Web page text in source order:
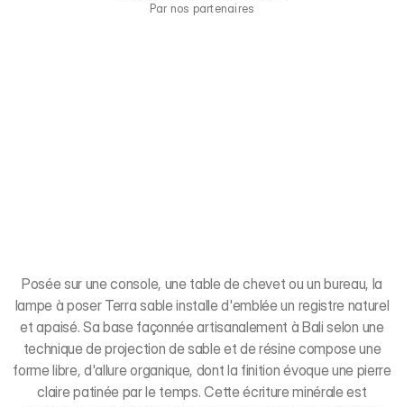
Par nos partenaires
Posée sur une console, une table de chevet ou un bureau, la
lampe à poser Terra sable installe d'emblée un registre naturel
et apaisé. Sa base façonnée artisanalement à Bali selon une
technique de projection de sable et de résine compose une
forme libre, d'allure organique, dont la finition évoque une pierre
claire patinée par le temps. Cette écriture minérale est